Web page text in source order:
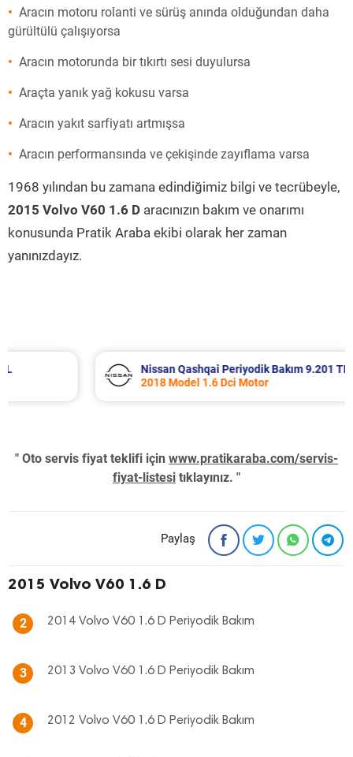
Aracın motoru rolanti ve sürüş anında olduğundan daha
gürültülü çalışıyorsa
Aracın motorunda bir tıkırtı sesi duyulursa
Araçta yanık yağ kokusu varsa
Aracın yakıt sarfiyatı artmışsa
Aracın performansında ve çekişinde zayıflama varsa
1968 yılından bu zamana edindiğimiz bilgi ve tecrübeyle,
2015 Volvo V60 1.6 D aracınızın bakım ve onarımı
konusunda Pratik Araba ekibi olarak her zaman
yanınızdayız.
Nissan Qashqai Periyodik Bakım 9.201 TL
2018 Model 1.6 Dci Motor
" Oto servis fiyat teklifi için www.pratikaraba.com/servis-
fiyat-listesi tıklayınız. "
Paylaş
2015 Volvo V60 1.6 D
2 2014 Volvo V60 1.6 D Periyodik Bakım
3 2013 Volvo V60 1.6 D Periyodik Bakım
4 2012 Volvo V60 1.6 D Periyodik Bakım